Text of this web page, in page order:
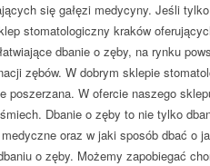
się gałęzi medycyny. Jeśli
stomatologiczny kraków
dbanie o zęby, na rynku
zębów. W dobrym sklepie
poszerzana. W ofercie naszego
Dbanie o zęby to nie tylko
oraz w jaki sposób dbać o
o zęby. Możemy zapobiegać